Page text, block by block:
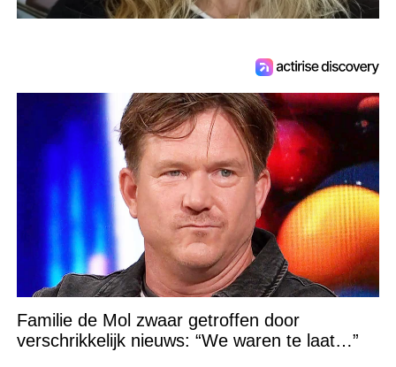
Familie de Mol zwaar getroffen door
verschrikkelijk nieuws: “We waren te laat…”